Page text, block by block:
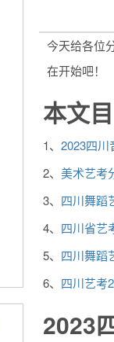
今天给各位
在开始吧！
本文
1、 2023四川
2、 美术艺考
3、 四川舞蹈
4、 四川省艺
5、 四川舞蹈
6、 四川艺考
2023